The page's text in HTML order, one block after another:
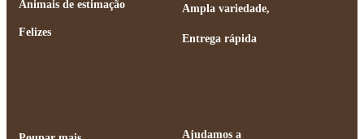
Animais de estimação
Felizes
Ampla variedade,
Entrega rápida
Ajudamos a